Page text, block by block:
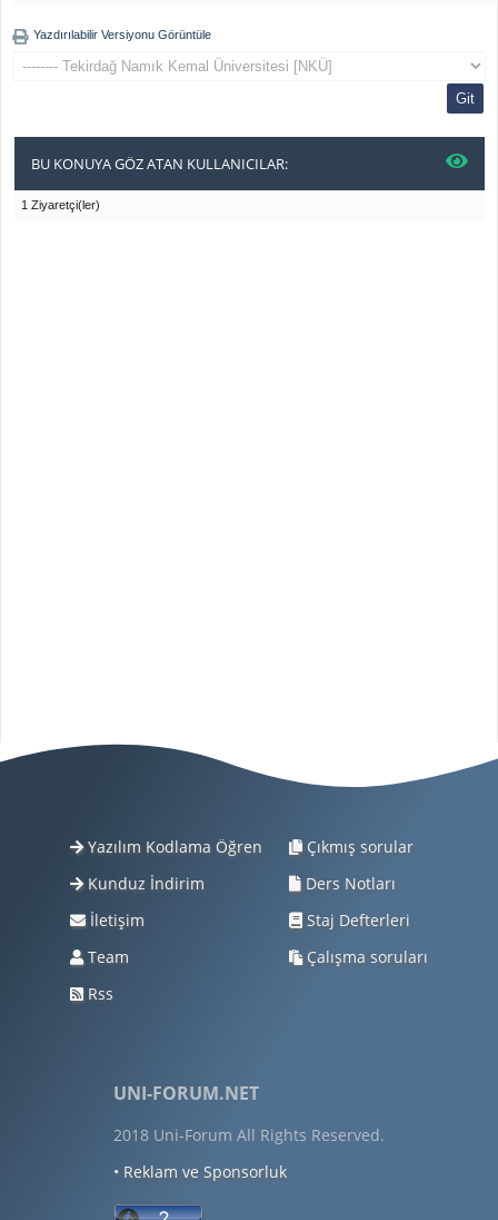
Yazdırılabilir Versiyonu Görüntüle
BU KONUYA GÖZ ATAN KULLANICILAR:
1 Ziyaretçi(ler)
Yazılım Kodlama Öğren
Kunduz İndirim
İletişim
Team
Rss
Çıkmış sorular
Ders Notları
Staj Defterleri
Çalışma soruları
UNI-FORUM.NET
2018 Uni-Forum All Rights Reserved.
• Reklam ve Sponsorluk